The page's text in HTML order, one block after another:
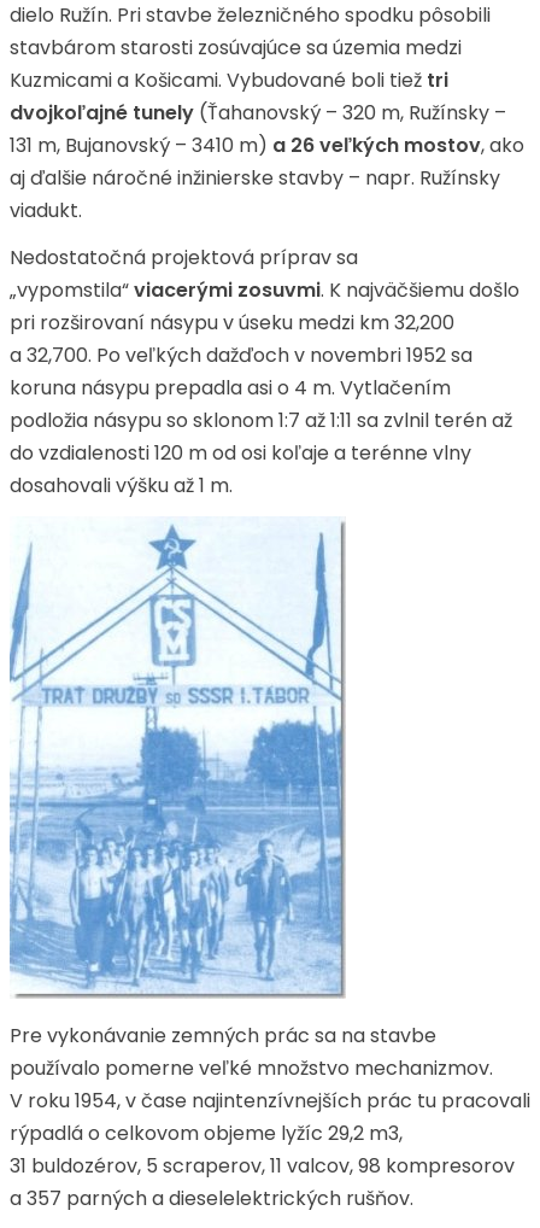
dielo Ružín. Pri stavbe železničného spodku pôsobili
stavbárom starosti zosúvajúce sa územia medzi
Kuzmicami a Košicami. Vybudované boli tiež tri
dvojkoľajné tunely (Ťahanovský – 320 m, Ružínsky –
131 m, Bujanovský – 3410 m) a 26 veľkých mostov, ako
aj ďalšie náročné inžinierske stavby – napr. Ružínsky
viadukt.
Nedostatočná projektová príprav sa
„vypomstila“viacerými zosuvmi. K najväčšiemu došlo
pri rozširovaní násypu v úseku medzi km 32,200
a 32,700. Po veľkých dažďoch v novembri 1952 sa
koruna násypu prepadla asi o 4 m. Vytlačením
podložia násypu so sklonom 1:7 až 1:11 sa zvlnil terén až
do vzdialenosti 120 m od osi koľaje a terénne vlny
dosahovali výšku až 1 m.
Pre vykonávanie zemných prác sa na stavbe
používalo pomerne veľké množstvo mechanizmov.
V roku 1954, v čase najintenzívnejších prác tu pracovali
rýpadlá o celkovom objeme lyžíc 29,2 m3,
31 buldozérov, 5 scraperov, 11 valcov, 98 kompresorov
a 357 parných a dieselelektrických rušňov.